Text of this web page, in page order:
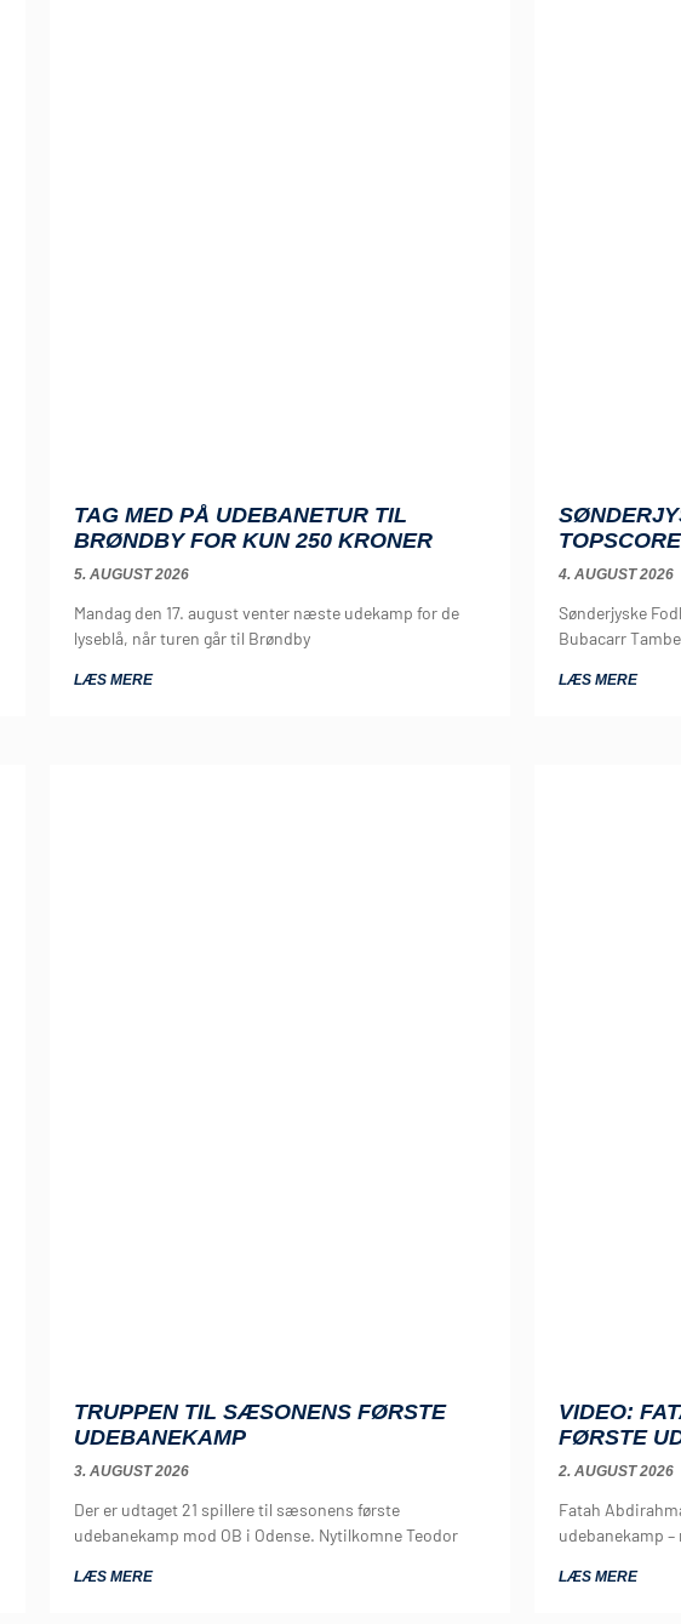
TAG MED PÅ UDEBANETUR TIL
BRØNDBY FOR KUN 250 KRONER
5. AUGUST 2026
Mandag den 17. august venter næste udekamp for de
lyseblå, når turen går til Brøndby
LÆS MERE
4. AUGUST 2026
Sønderjyske
Bubacarr
LÆS MERE
TRUPPEN TIL SÆSONENS FØRSTE
UDEBANEKAMP
3. AUGUST 2026
Der er udtaget 21 spillere til sæsonens første
udebanekamp mod OB i Odense. Nytilkomne Teodor
LÆS MERE
VIDEO:
FØRSTE
2. AUGUST 2026
Fatah
udebanekamp –
LÆS MERE